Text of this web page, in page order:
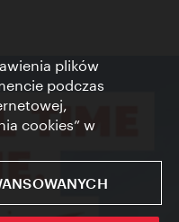
plików
podczas
cookies” w